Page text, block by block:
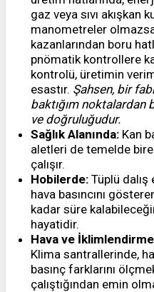
gaz veya sıvı akışkan
manometreler
kazanlarından boru
pnömatik kontrollere
kontrolü, üretimin
esastır. Şahsen, bir
baktığım noktalardan
ve doğruluğudur.
Sağlık Alanında: Kan
aletleri de temelde
çalışır.
Hobilerde: Tüplü dalış
hava basıncını
kadar süre
hayatidir.
Hava ve
Klima santrallerinde,
basınç farklarını
çalıştığından emin